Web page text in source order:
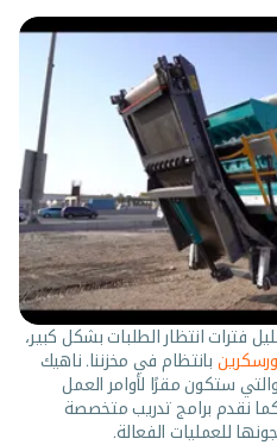
فترات انتظار الطلبات بشكل كبير،
بانتظام في مخزننا. ناهيك
ستكون مقرًا لأوامر العمل
كما نقدم برامج تدريب متخصصة
للعمليات الفعالة.